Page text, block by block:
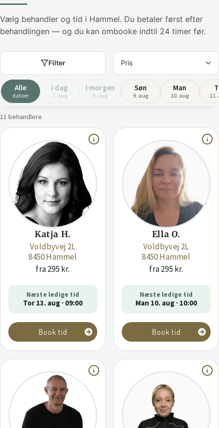
Vælg behandler og tid i Hammel. Du betaler først efter
behandlingen — og du kan ombooke indtil 24 timer før.
Filter
Alle
datoer
I dag
7. aug
I morgen
8. aug
Søn
9. aug
Man
10. aug 11.
11 behandlere
Katja H.
Voldbyvej 2L
8450 Hammel
fra 295 kr.
Næste ledige tid
Tor 13. aug · 09:00
Book tid
Ella O.
Voldbyvej 2L
8450 Hammel
fra 295 kr.
Næste ledige tid
Man 10. aug · 10:00
Book tid